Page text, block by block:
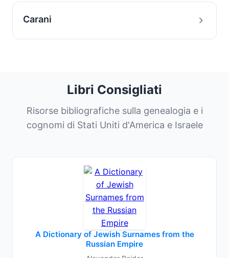
Carani
Libri Consigliati
Risorse bibliografiche sulla genealogia e i
cognomi di Stati Uniti d'America e Israele
A Dictionary of Jewish Surnames from the
Russian Empire